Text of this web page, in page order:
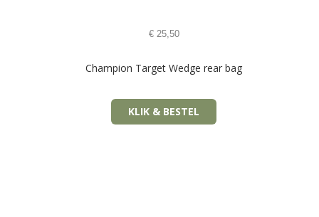
€25,50
Champion Target Wedge rear bag
KLIK & BESTEL